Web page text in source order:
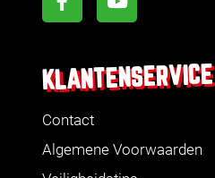
KLANTENSERVICE
Contact
Algemene Voorwaarden